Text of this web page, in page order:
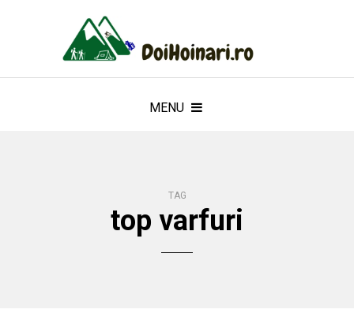
MENU
TAG
top varfuri